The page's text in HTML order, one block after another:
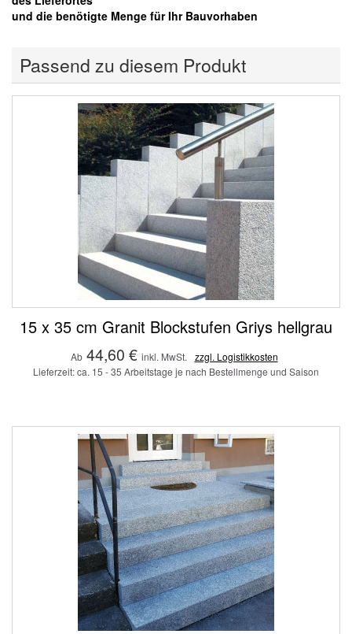
und die benötigte Menge für Ihr Bauvorhaben
Passend zu diesem Produkt
15 x 35 cm Granit Blockstufen Griys hellgrau
Ab 44,60 € inkl. MwSt.
zzgl. Logistikkosten
Lieferzeit: ca. 15 - 35 Arbeitstage je nach Bestellmenge und Saison